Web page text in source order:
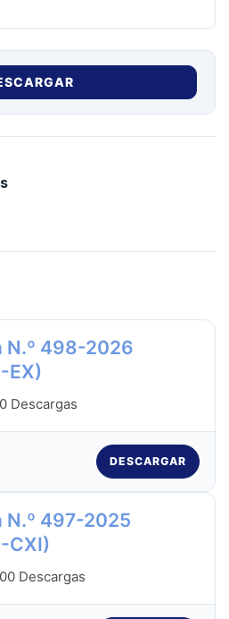
N.º 498-2026
EX)
Descargas
DESCARGAR
N.º 497-2025
CXI)
Descargas